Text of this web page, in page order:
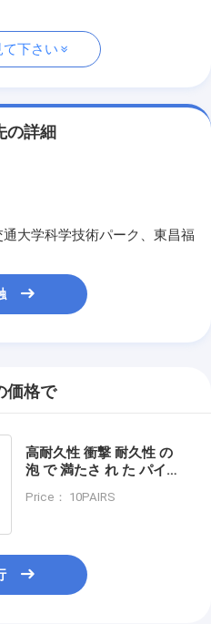
下さい
の詳細
大学科学技術パーク、東昌福
価格で
高耐久性 衝撃 耐久性 の
泡 で 満たさ れ た パイプ
Price： 10PAIRS